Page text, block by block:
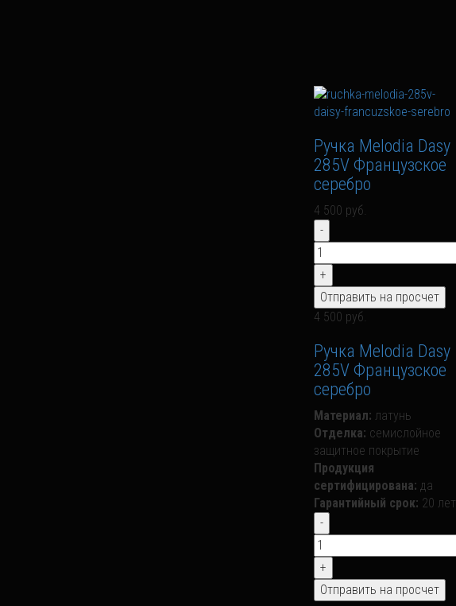
Ручка Melodia Dasy
285V Французское
серебро
4 500 руб.
4 500 руб.
Ручка Melodia Dasy
285V Французское
серебро
Материал: латунь
Отделка: семислойное
защитное покрытие
Продукция
сертифицирована: да
Гарантийный срок: 20 лет